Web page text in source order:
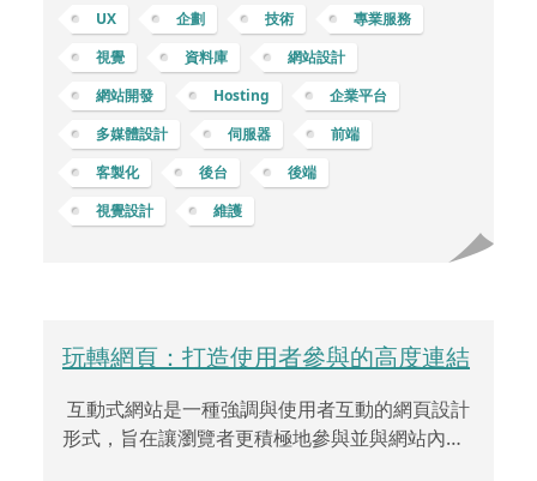
終網站上線的各種階段。通常在網站建置前，需
要先定義網站的目標和需求。這包括了確定網站
的受眾、功能、內容和結構。隨之，網站設計師
將根據這些需求和目標，開始設計網站的外觀和
使用者體驗。這包括了視覺風格、導航、排版、
圖形和互動元素等方面。一旦設計確定，開發團
隊開始進行網站的實體構建。前端開發人員負責
建立網站的使用者界面，後端開發人員則負責伺
UX 企劃 技術
專業服務
視覺
資料庫
網站設計
網站開發
Hosting
企業平台
多媒體設計
伺服器
前端
客製化
後台
後端
視覺設計
維護
玩轉網頁：打造使用者參與的高度連結
互動式網站是一種強調與使用者互動的網頁設計
形式，旨在讓瀏覽者更積極地參與並與網站內容